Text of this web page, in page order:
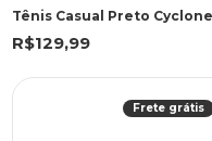
R$129,99
Frete grátis